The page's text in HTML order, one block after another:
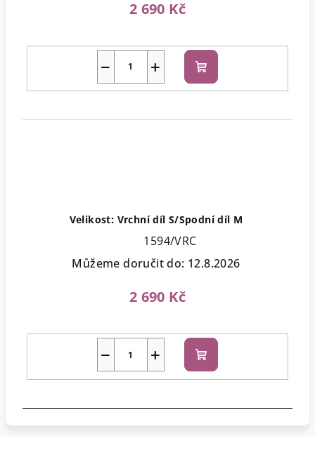
2 690 Kč
+
− Do
košíku
Velikost: Vrchní díl S/Spodní díl M
1594/VRC
Můžeme doručit do: 12.8.2026
2 690 Kč
+
− Do
košíku